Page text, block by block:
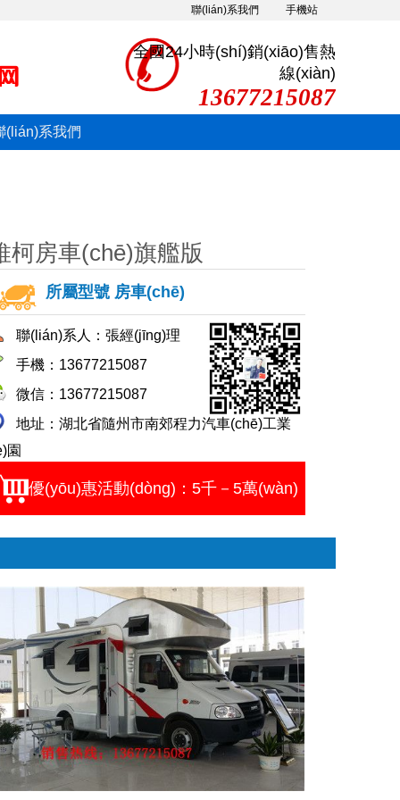
手機站
聯(lián)系我們
全國24小時(shí)銷(xiāo)售熱
線(xiàn)
13677215087
(lián)系我們
柯房車(chē)旗艦版
所屬型號 房車(chē)
聯(lián)系人：張經(jīng)理
手機：13677215087
微信：13677215087
地址：湖北省隨州市南郊程力汽車(chē)工業
園
優(yōu)惠活動(dòng)：5千－5萬(wàn)